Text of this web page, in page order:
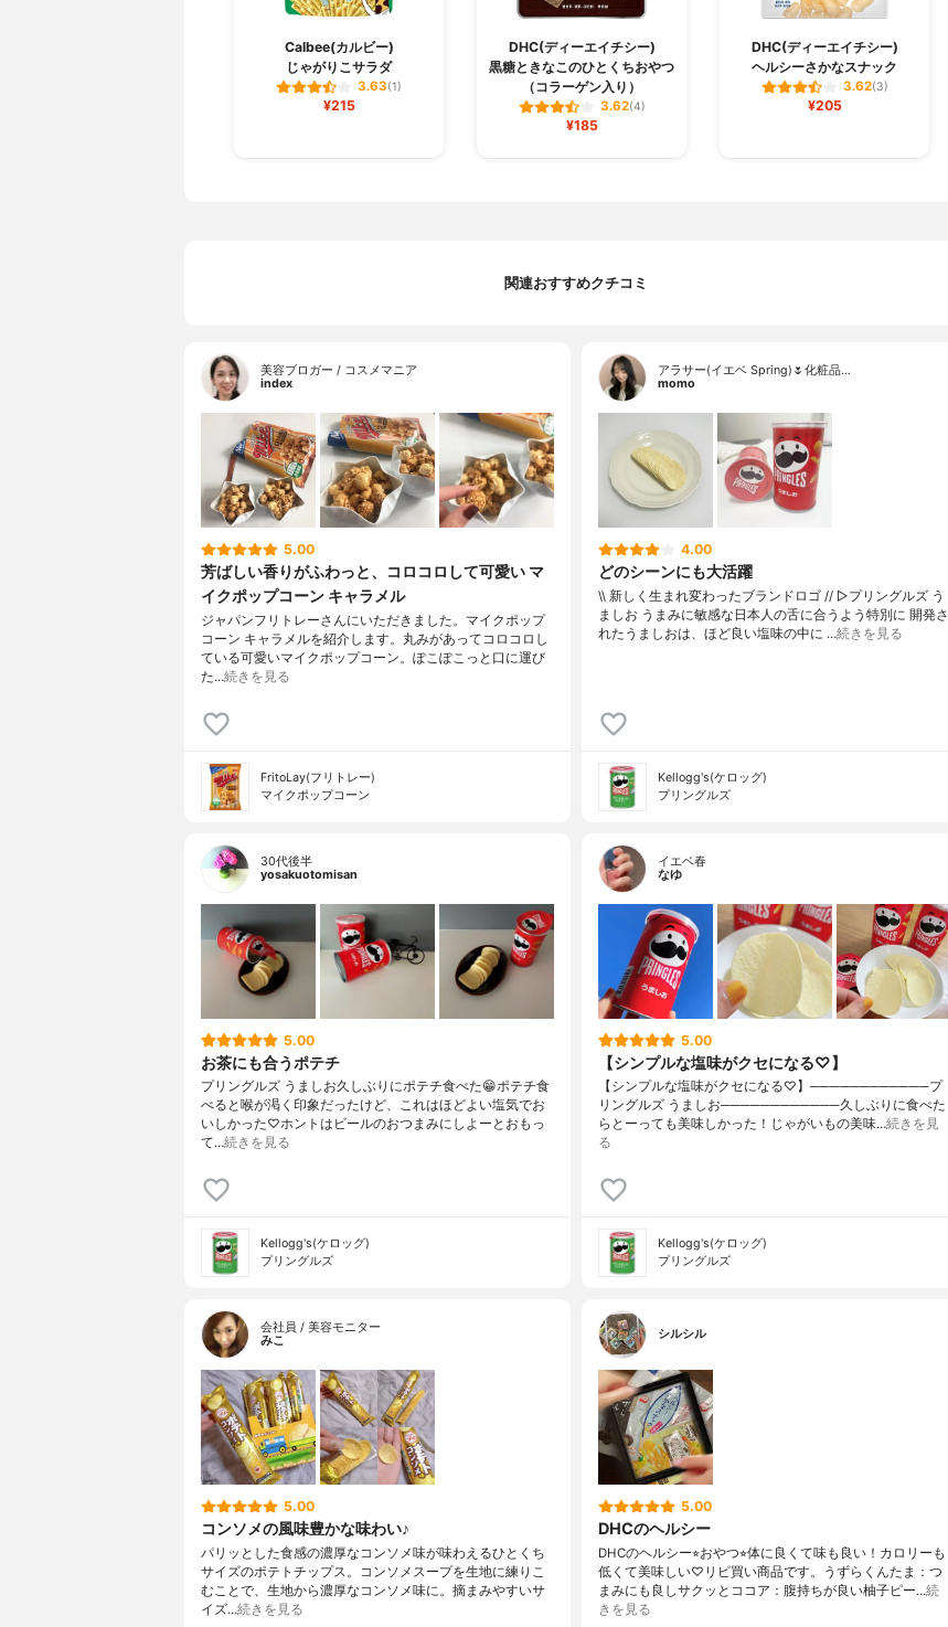
Calbee(カルビー)
じゃがりこサラダ
3.63(1)
¥215
DHC(ディーエイチシー)
黒糖ときなこのひとくちおやつ
（コラーゲン入り）
3.62(4)
¥185
DHC(ディーエイチシー)
ヘルシーさかなスナック
3.62(3)
¥205
関連おすすめクチコミ
美容ブロガー / コスメマニア
index
5.00
芳ばしい香りがふわっと、コロコロして可愛い マ
イクポップコーン キャラメル
ジャパンフリトレーさんにいただきました。マイクポップ
コーン キャラメルを紹介します。丸みがあってコロコロし
ている可愛いマイクポップコーン。ぽこぽこっと口に運び
た…続きを見る
FritoLay(フリトレー)
マイクポップコーン
アラサー(イエベ Spring)🌷化粧品…
momo
4.00
どのシーンにも大活躍
\\ 新しく生まれ変わったブランドロゴ // ▷プリングルズ う
ましお うまみに敏感な日本人の舌に合うよう特別に 開発さ
れたうましおは、ほど良い塩味の中に …続きを見る
Kellogg's(ケロッグ)
プリングルズ
30代後半
yosakuotomisan
5.00
お茶にも合うポテチ
プリングルズ うましお久しぶりにポテチ食べた😁ポテチ食
べると喉が渇く印象だったけど、これはほどよい塩気でお
いしかった♡ホントはビールのおつまみにしよーとおもっ
て…続きを見る
Kellogg's(ケロッグ)
プリングルズ
イエベ春
なゆ
5.00
【シンプルな塩味がクセになる♡】
【シンプルな塩味がクセになる♡】────────────プ
リングルズ うましお────────────久しぶりに食べた
らとーっても美味しかった！じゃがいもの美味…続きを見
る
Kellogg's(ケロッグ)
プリングルズ
会社員 / 美容モニター
みこ
5.00
コンソメの風味豊かな味わい♪
パリッとした食感の濃厚なコンソメ味が味わえるひとくち
サイズのポテトチップス。コンソメスープを生地に練りこ
むことで、生地から濃厚なコンソメ味に。摘まみやすいサ
イズ…続きを見る
シルシル
5.00
DHCのヘルシー
DHCのヘルシー⭐︎おやつ⭐︎体に良くて味も良い！カロリーも
低くて美味しい♡リピ買い商品です。うずらくんたま：つ
まみにも良しサクッとココア：腹持ちが良い柚子ピー…続
きを見る